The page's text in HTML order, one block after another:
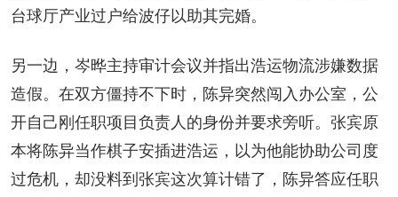
台球厅产业过户给波仔以助其完婚。
另一边，岑晔主持审计会议并指出浩运物流涉嫌数据
造假。在双方僵持不下时，陈异突然闯入办公室，公
开自己刚任职项目负责人的身份并要求旁听。张宾原
本将陈异当作棋子安插进浩运，以为他能协助公司度
过危机，却没料到张宾这次算计错了，陈异答应任职